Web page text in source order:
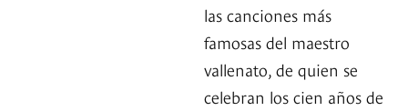
las canciones más
famosas del maestro
vallenato, de quien se
celebran los cien años de